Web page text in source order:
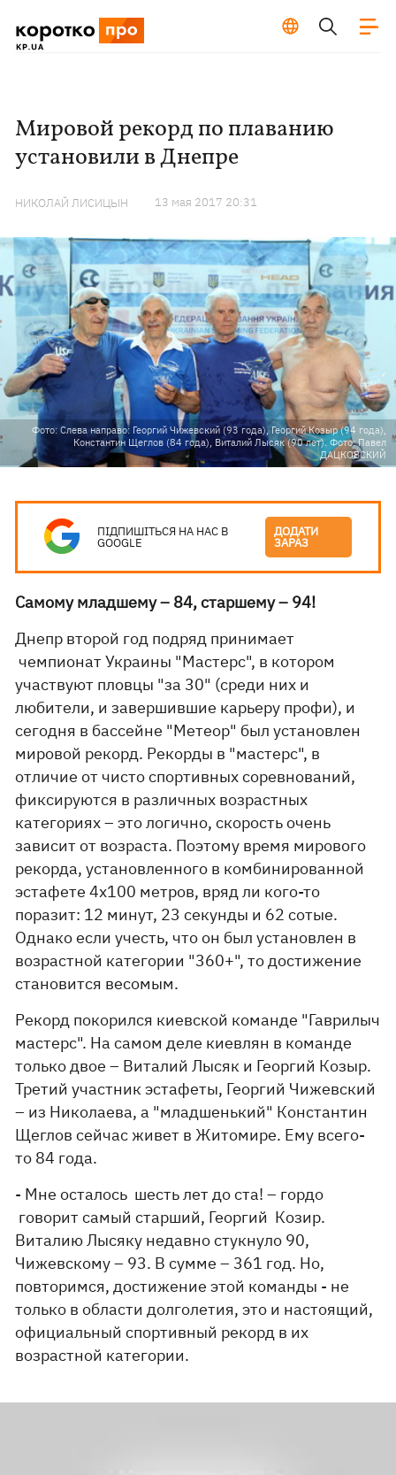
Мировой рекорд по плаванию
установили в Днепре
НИКОЛАЙ ЛИСИЦЫН 13 мая 2017 20:31
Фото: Слева направо: Георгий Чижевский (93 года), Георгий Козыр (94 года),
Константин Щеглов (84 года), Виталий Лысяк (90 лет). Фото: Павел
ДАЦКОВСКИЙ
ПІДПИШІТЬСЯ НА НАС В
GOOGLE
ДОДАТИ
ЗАРАЗ
Самому младшему – 84, старшему – 94!
Днепр второй год подряд принимает
чемпионат Украины "Мастерс", в котором
участвуют пловцы "за 30" (среди них и
любители, и завершившие карьеру профи), и
сегодня в бассейне "Метеор" был установлен
мировой рекорд. Рекорды в "мастерс", в
отличие от чисто спортивных соревнований,
фиксируются в различных возрастных
категориях – это логично, скорость очень
зависит от возраста. Поэтому время мирового
рекорда, установленного в комбинированной
эстафете 4х100 метров, вряд ли кого-то
поразит: 12 минут, 23 секунды и 62 сотые.
Однако если учесть, что он был установлен в
возрастной категории "360+", то достижение
становится весомым.
Рекорд покорился киевской команде "Гаврилыч
мастерс". На самом деле киевлян в команде
только двое – Виталий Лысяк и Георгий Козыр.
Третий участник эстафеты, Георгий Чижевский
– из Николаева, а "младшенький" Константин
Щеглов сейчас живет в Житомире. Ему всего-
то 84 года.
- Мне осталось шесть лет до ста! – гордо
говорит самый старший, Георгий Козир.
Виталию Лысяку недавно стукнуло 90,
Чижевскому – 93. В сумме – 361 год. Но,
повторимся, достижение этой команды - не
только в области долголетия, это и настоящий,
официальный спортивный рекорд в их
возрастной категории.